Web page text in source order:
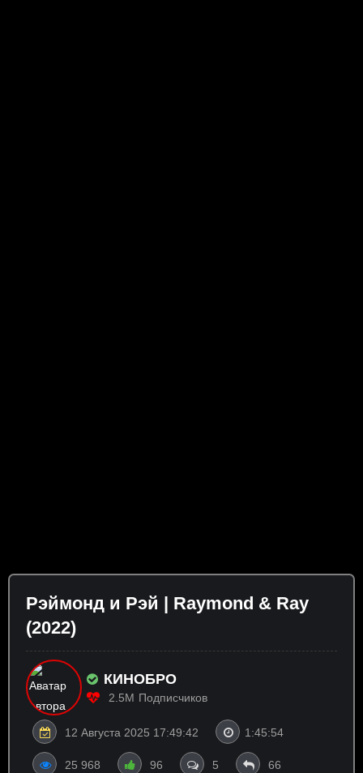
Рэймонд и Рэй | Raymond & Ray
(2022)
КИНОБРО
2.5M Подписчиков
12 Августа 2025 17:49:42 1:45:54
25 968 96 5 66